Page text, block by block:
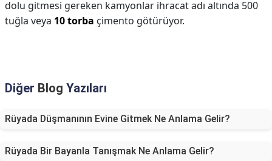
dolu gitmesi gereken kamyonlar ihracat adı altında 500
tuğla veya 10 torba çimento götürüyor.
Diğer Blog Yazıları
Rüyada Düşmanının Evine Gitmek Ne Anlama Gelir?
Rüyada Bir Bayanla Tanışmak Ne Anlama Gelir?